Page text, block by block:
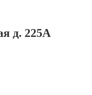
д. 225А